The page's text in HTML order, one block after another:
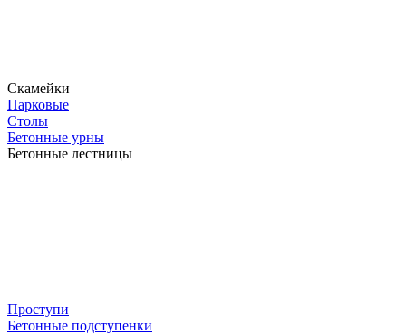
Скамейки
Парковые
Столы
Бетонные урны
Бетонные лестницы
Проступи
Бетонные подступенки